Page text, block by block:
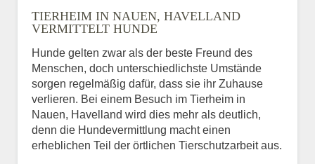
E-Mail*
TIERHEIM IN NAUEN, HAVELLAND
VERMITTELT HUNDE
Hunde gelten zwar als der beste Freund des
Menschen, doch unterschiedlichste Umstände
sorgen regelmäßig dafür, dass sie ihr Zuhause
verlieren. Bei einem Besuch im Tierheim in
Nauen, Havelland wird dies mehr als deutlich,
denn die Hundevermittlung macht einen
erheblichen Teil der örtlichen Tierschutzarbeit aus.